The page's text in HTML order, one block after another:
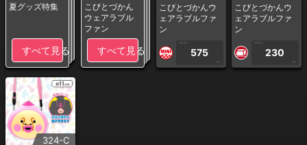
夏グッズ特集
すべて見る
こびとづかん
ウェアラブル
ファン
すべて見る
こびとづかんウ
ェアラブルファ
ン
1PLAY
575
CP
こびとづかんウ
ェアラブルファ
ン
1PLAY
230
CP
324-C